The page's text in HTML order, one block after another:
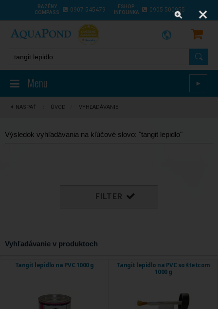
BAZÉNY
COMPASS
0907 545479
ESHOP
INFOLINKA
0905 500955
Menu ►
NASPÄŤ ÚVOD VYHĽADÁVANIE
Výsledok vyhľadávania na kľúčové slovo: "tangit lepidlo"
FILTER
Vyhľadávanie v produktoch
Tangit lepidlo na PVC 1000 g
Tangit lepidlo na PVC so štetcom
1000 g